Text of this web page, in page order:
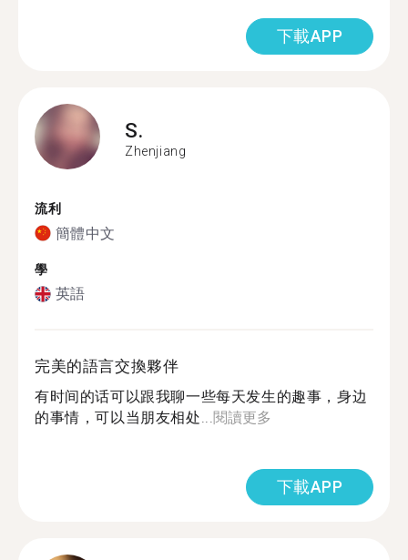
下載APP
S.
Zhenjiang
流利
簡體中文
學
英語
完美的語言交換夥伴
有时间的话可以跟我聊一些每天发生的趣事，身边
的事情，可以当朋友相处...閱讀更多
下載APP